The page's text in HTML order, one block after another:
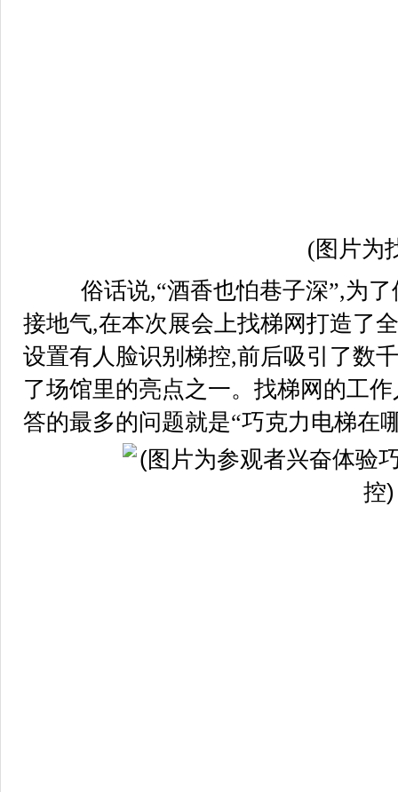
(图片为找
俗话说,“酒香也怕巷子深”,为了
接地气,在本次展会上找梯网打造了
设置有人脸识别梯控,前后吸引了数
了场馆里的亮点之一。找梯网的工
答的最多的问题就是“巧克力电梯在